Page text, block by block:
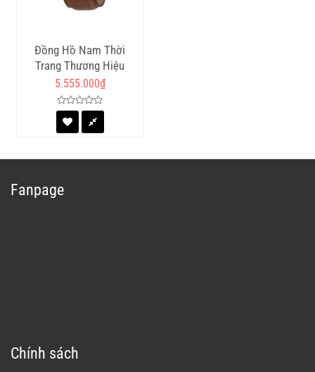
Đồng Hồ Nam Thời
Trang Thương Hiệu
Thụy Điển Dây Da 2 Kim
5.555.000₫
Fanpage
Chính sách